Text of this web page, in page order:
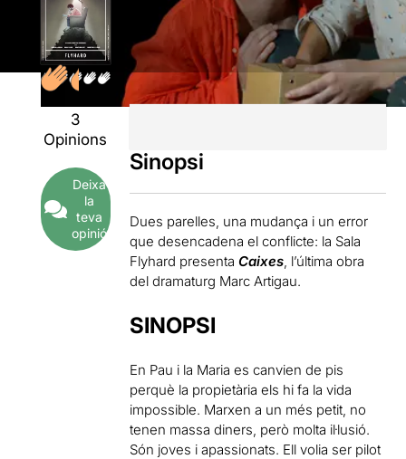
3
Opinions
Deixa
la
teva
opinió
Sinopsi
Dues parelles, una mudança i un error
que desencadena el conflicte: la Sala
Flyhard presentaCaixes , l’última obra
del dramaturg Marc Artigau.
SINOPSI
En Pau i la Maria es canvien de pis
perquè la propietària els hi fa la vida
impossible. Marxen a un més petit, no
tenen massa diners, però molta il·lusió.
Són joves i apassionats. Ell volia ser pilot